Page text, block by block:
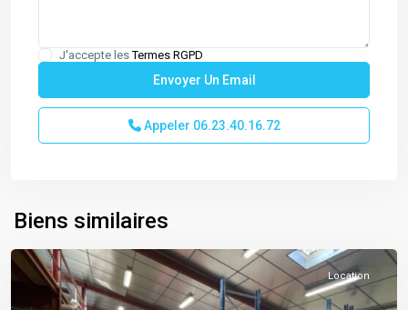
J'accepte lesTermes RGPD
Appeler 06.23.40.16.72
Biens similaires
Location